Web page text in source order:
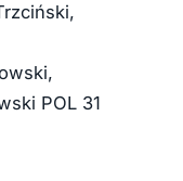
POL 31